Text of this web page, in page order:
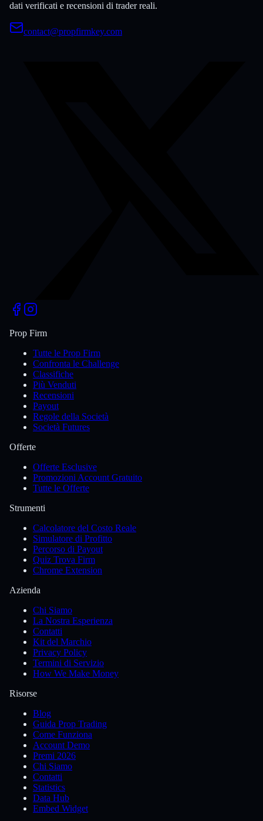
dati verificati e recensioni di trader reali.
contact@propfirmkey.com
Prop Firm
Tutte le Prop Firm
Confronta le Challenge
Classifiche
Più Venduti
Recensioni
Payout
Regole della Società
Società Futures
Offerte
Offerte Esclusive
Promozioni Account Gratuito
Tutte le Offerte
Strumenti
Calcolatore del Costo Reale
Simulatore di Profitto
Percorso di Payout
Quiz Trova Firm
Chrome Extension
Azienda
Chi Siamo
La Nostra Esperienza
Contatti
Kit del Marchio
Privacy Policy
Termini di Servizio
How We Make Money
Risorse
Blog
Guida Prop Trading
Come Funziona
Account Demo
Premi 2026
Chi Siamo
Contatti
Statistics
Data Hub
Embed Widget